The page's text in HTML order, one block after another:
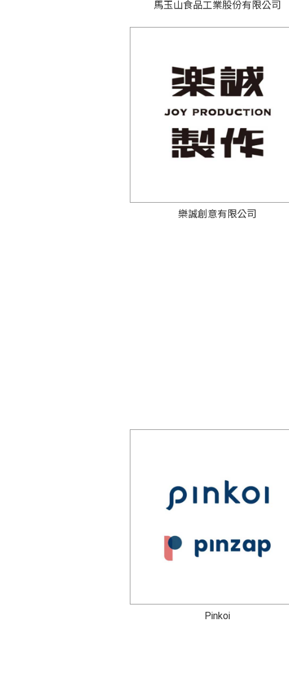
馬玉山食品工業股份有限公司
樂誠創意有限公司
Pinkoi